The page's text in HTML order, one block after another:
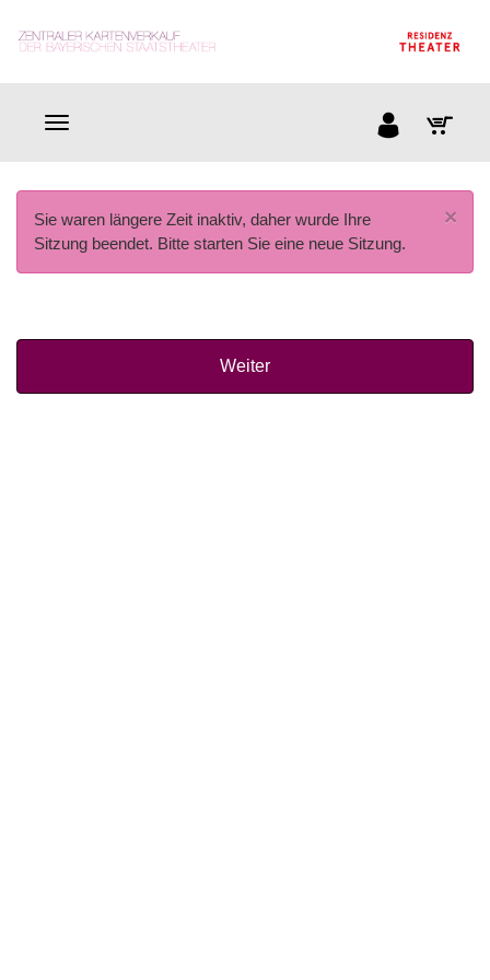
×
Sie waren längere Zeit inaktiv, daher wurde Ihre
Sitzung beendet. Bitte starten Sie eine neue Sitzung.
Weiter